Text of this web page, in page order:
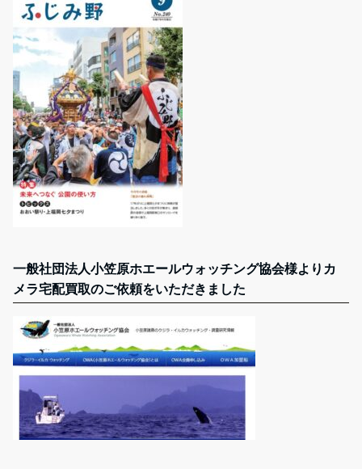
一般社団法人小笠原ホエールウォッチング協会様よりカ
メラ宅配買取のご依頼をいただきました